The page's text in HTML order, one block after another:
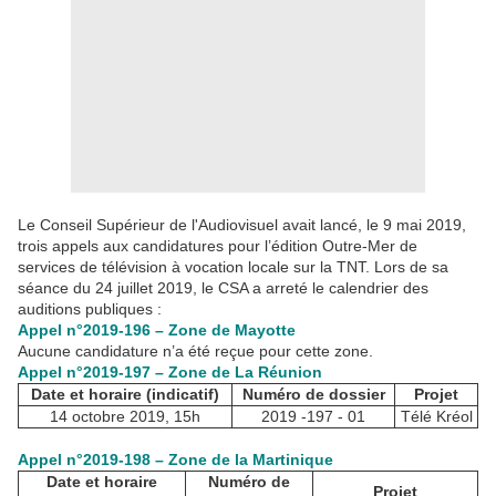
Le Conseil Supérieur de l'Audiovisuel avait lancé, le 9 mai 2019,
trois appels aux candidatures pour l’édition Outre-Mer de
services de télévision à vocation locale sur la TNT. Lors de sa
séance du 24 juillet 2019, le CSA a arreté le calendrier des
auditions publiques :
Appel n°2019-196 – Zone de Mayotte
Aucune candidature n’a été reçue pour cette zone.
Appel n°2019-197 – Zone de La Réunion
Date et horaire (indicatif)
Numéro de dossier
Projet
14 octobre 2019, 15h
2019 -197 - 01 Télé Kréol
Appel n°2019-198 – Zone de la Martinique
Date et horaire
Numéro de
Projet